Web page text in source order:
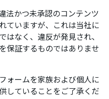
法かつ未承認のコンテンツ
ていますが、これは当社に
はなく、違反が発見され、
保証するものではありませ
ォームを家族および個人に
していることをご了承くだ